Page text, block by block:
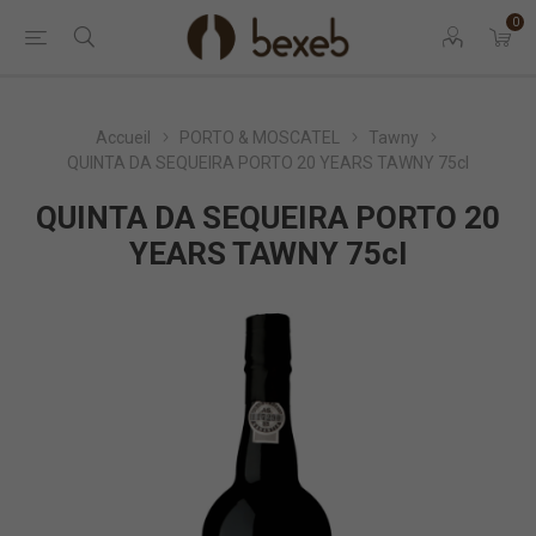
0
Accueil PORTO & MOSCATEL
Tawny
QUINTA DA SEQUEIRA PORTO 20 YEARS TAWNY 75cl
QUINTA DA SEQUEIRA PORTO 20
YEARS TAWNY 75cl